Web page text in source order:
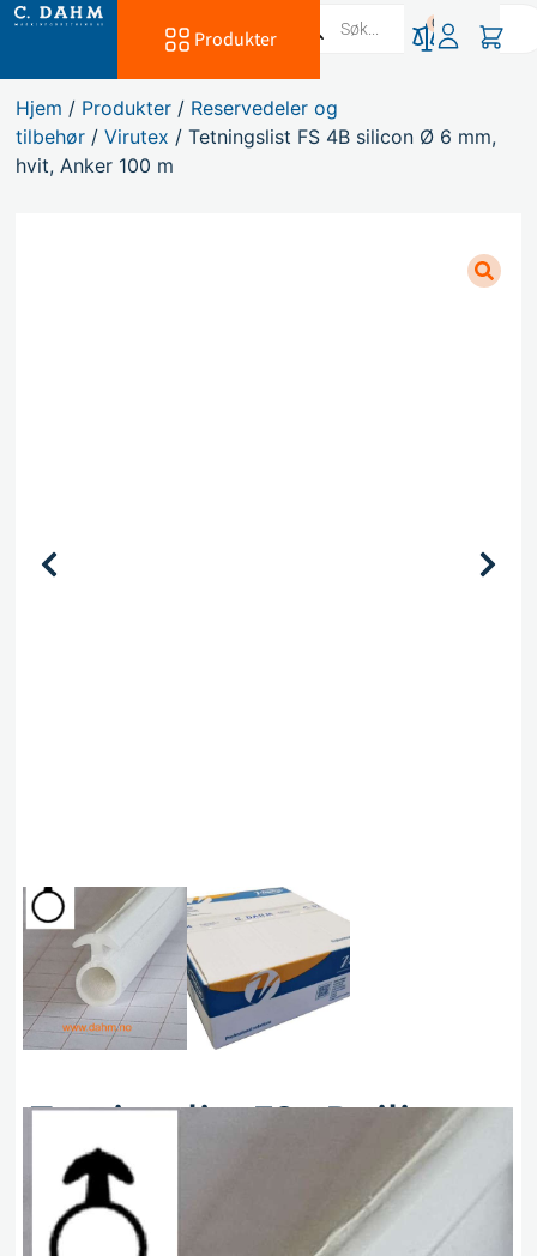
Produkter
0
Hjem / Produkter / Reservedeler og
tilbehør /Virutex / Tetningslist FS 4B silicon Ø 6 mm,
hvit, Anker 100 m
Tetningslist FS 4B silicon
Ø 6 mm, hvit, Anker 100 m
Artikkelnr. VIRUTEX 1204187
kr1 314,00